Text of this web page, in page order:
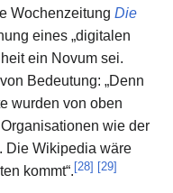
Wochenzeitung Die
eines „digitalen
ein Novum sei.
Bedeutung: „Denn
wurden von oben
wie der
Die Wikipedia wäre
kommt“. [28] [29]